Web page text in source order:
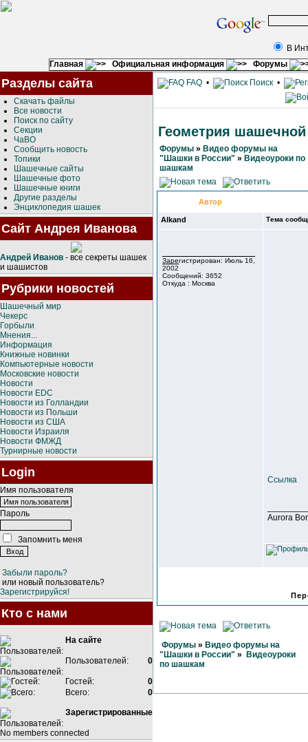
В
Главная
Официальная информация Форумы
Разделы сайта
Скачать файлы
Все новости
Поиск по сайту
Секции
ЧаВО
Сообщить новость
Топики
Шашечные сайты
Шашечные фото
Шашечные книги
Другие разделы
Энциклопедия шашек
Сайт Андрея Иванова
Андрей Иванов - все секреты шашек
и шашистов
Рубрики новостей
Шашечный мир
Чекерс
Горбыли
Мнения...
Информация
Книжные новинки
Компьютерные новости
Московские новости
Новости
Новости EDC
Новости из Голландии
Новости из Польши
Новости из США
Новости Израиля
Новости ФМЖД
Турнирные новости
Login
Имя пользователя
Пароль
Запомнить меня
Забыли пароль?
или новый пользователь?
Зарегистрируйся!
Кто с нами
На сайте
Пользователей: 0
Гостей:
0
Всего:
0
Зарегистрированные
No members connected
FAQ • Поиск •
Геометрия шашечной
Форумы » Видео форумы на
"Шашки в России" » Видеоуроки по
шашкам
Автор
Alkand Тема
Зарегистрирован: Июль 16,
2002
Сообщений: 3652
Откуда : Москва
Ссылка
Aurora
Форумы » Видео форумы на
"Шашки в России" »
Видеоуроки
по шашкам